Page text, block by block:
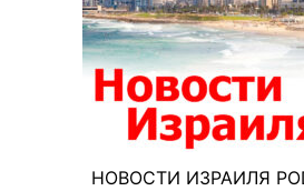
НОВОСТИ ИЗРАИЛЯ